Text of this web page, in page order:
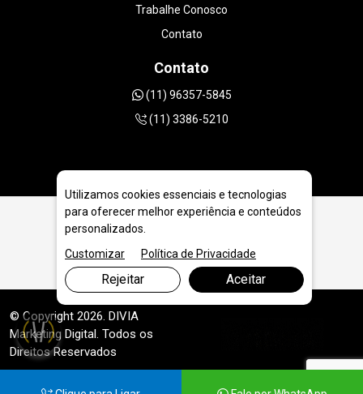
Trabalhe Conosco
Contato
Contato
(11) 96357-5845
(11) 3386-5210
Serra Diamantada 350mm para Asfalto em Blumenau
© Copyright 2026. DIVIA
Marketing Digital. Todos os
Direitos Reservados
Utilizamos cookies essenciais e tecnologias
para oferecer melhor experiência e conteúdos
personalizados.
Customizar
Política de Privacidade
Rejeitar Aceitar